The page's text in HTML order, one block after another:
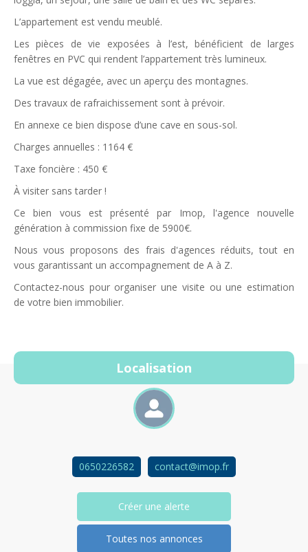
L’appartement est vendu meublé.
Les pièces de vie exposées à l’est, bénéficient de larges
fenêtres en PVC qui rendent l’appartement très lumineux.
La vue est dégagée, avec un aperçu des montagnes.
Des travaux de rafraichissement sont à prévoir.
En annexe ce bien dispose d’une cave en sous-sol.
Charges annuelles : 1164 €
Taxe foncière : 450 €
À visiter sans tarder !
Ce bien vous est présenté par Imop, l'agence nouvelle
génération à commission fixe de 5900€.
Nous vous proposons des frais d'agences réduits, tout en
vous garantissant un accompagnement de A à Z.
Contactez-nous pour organiser une visite ou une estimation
de votre bien immobilier.
Localisation
0650226582 contact@imop.fr
Créer une alerte
Toutes nos annonces